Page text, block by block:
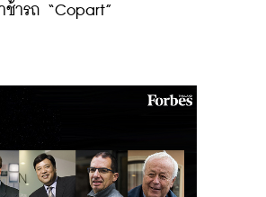
ารถ “Copart”